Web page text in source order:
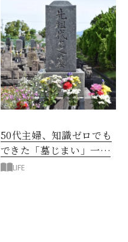
50代主婦、知識ゼロでも
できた「墓じまい」一つ
後悔したのは、ある順
LIFE